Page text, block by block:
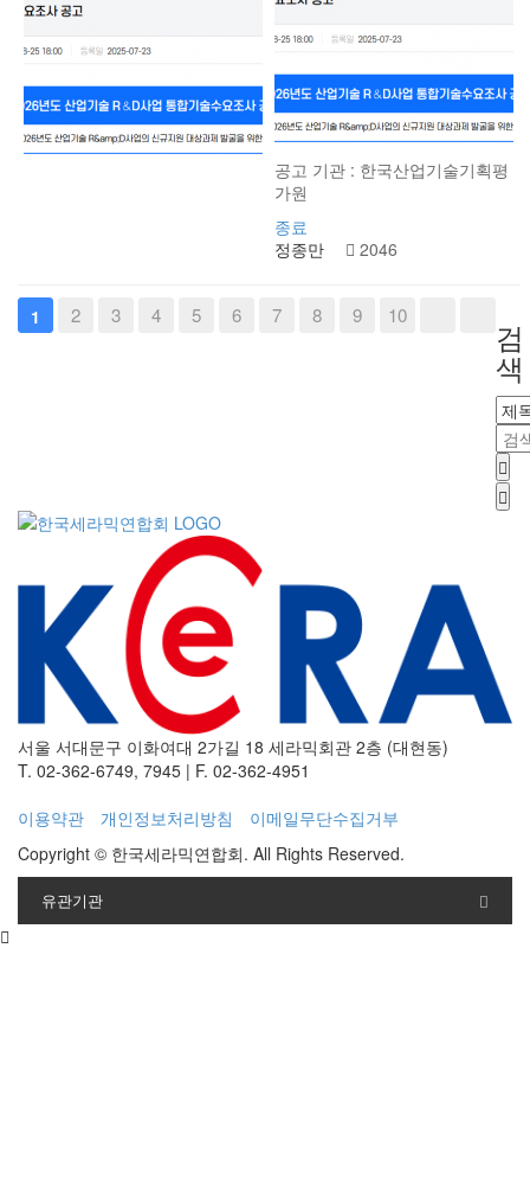
공고 기관 : 한국산업기술기획평
가원
종료
정종만
2046
1 2 3 4 5 6 7 8 9 10
검
색
서울 서대문구 이화여대 2가길 18 세라믹회관 2층 (대현동)
T. 02-362-6749, 7945 | F. 02-362-4951
이용약관
개인정보처리방침
이메일무단수집거부
Copyright © 한국세라믹연합회. All Rights Reserved.
유관기관